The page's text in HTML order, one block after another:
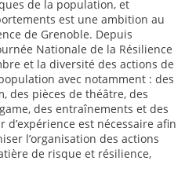
de la population, et
est une ambition au
de Grenoble. Depuis
Nationale de la Résilience
et la diversité des actions de
avec notamment : des
des pièces de théâtre, des
des entraînements et des
est nécessaire afin
l’organisation des actions
de risque et résilience,